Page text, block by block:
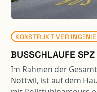
KONSTRUKTIVER
BUSSCHLAUFE
Im Rahmen der
Nottwil, ist auf dem